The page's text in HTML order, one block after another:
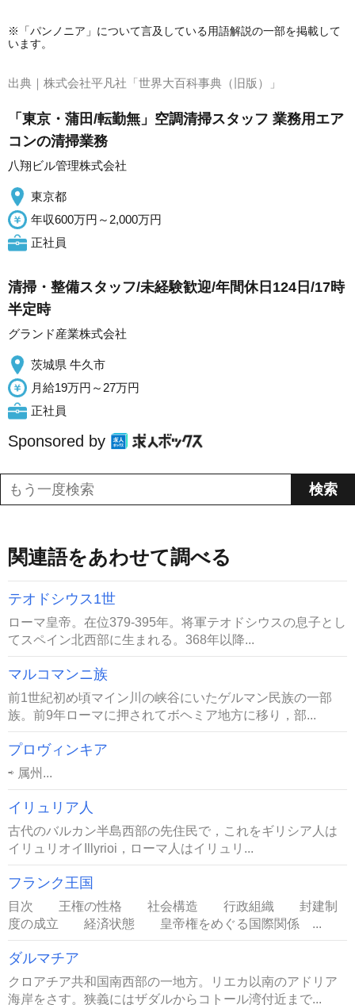
※「パンノニア」について言及している用語解説の一部を掲載して
います。
出典｜ 株式会社平凡社「世界大百科事典（旧版）」
「東京・蒲田/転勤無」空調清掃スタッフ 業務用エア
コンの清掃業務
八翔ビル管理株式会社
東京都
年収600万円～2,000万円
正社員
清掃・整備スタッフ/未経験歓迎/年間休日124日/17時
半定時
グランド産業株式会社
茨城県 牛久市
月給19万円～27万円
正社員
Sponsored by
関連語をあわせて調べる
テオドシウス1世
ローマ皇帝。在位379-395年。将軍テオドシウスの息子とし
てスペイン北西部に生まれる。368年以降...
マルコマンニ族
前1世紀初め頃マイン川の峡谷にいたゲルマン民族の一部
族。前9年ローマに押されてボヘミア地方に移り，部...
プロヴィンキア
⇨ 属州...
イリュリア人
古代のバルカン半島西部の先住民で，これをギリシア人は
イリュリオイIllyrioi，ローマ人はイリュリ...
フランク王国
目次 王権の性格 社会構造 行政組織 封建制
度の成立 経済状態 皇帝権をめぐる国際関係 ...
ダルマチア
クロアチア共和国南西部の一地方。リエカ以南のアドリア
海岸をさす。狭義にはザダルからコトール湾付近まで...